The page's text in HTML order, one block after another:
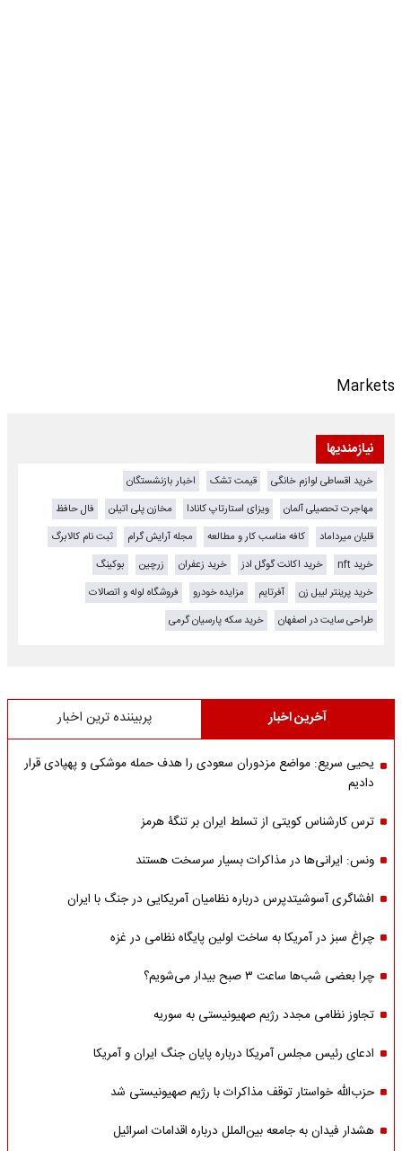
Markets
نیازمندیها
خرید اقساطی لوازم خانگی قیمت تشک
اخبار بازنشستگان
مهاجرت تحصیلی آلمان
ویزای استارتاپ کانادا مخازن پلی اتیلن
فال حافظ
قلیان میرداماد
کافه مناسب کار و مطالعه مجله آرایش گرام
ثبت نام کالابرگ
خرید nft
خرید اکانت گوگل ادز خرید زعفران زرچین
بوکینگ
خرید پرینتر لیبل زن
آفرتایم مزایده خودرو
فروشگاه لوله و اتصالات
طراحی سایت در اصفهان
خرید سکه پارسیان گرمی
آخرین اخبار پربیننده ترین اخبار
یحیی سریع: مواضع مزدوران سعودی را هدف حمله موشکی و پهپادی قرار
دادیم
ترس کارشناس کویتی از تسلط ایران بر تنگۀ هرمز
ونس: ایرانی‌ها در مذاکرات بسیار سرسخت هستند
افشاگری آسوشیتدپرس درباره نظامیان آمریکایی در جنگ با ایران
چراغ سبز در آمریکا به ساخت اولین پایگاه نظامی در غزه
چرا بعضی شب‌ها ساعت ۳ صبح بیدار می‌شویم؟
تجاوز نظامی مجدد رژیم صهیونیستی به سوریه
ادعای رئیس مجلس آمریکا درباره پایان جنگ ایران و آمریکا
حزب‌الله خواستار توقف مذاکرات با رژیم صهیونیستی شد
هشدار فیدان به جامعه بین‌الملل درباره اقدامات اسرائیل